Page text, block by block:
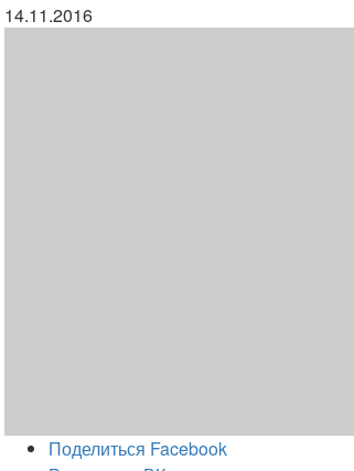
14.11.2016
Поделиться Facebook